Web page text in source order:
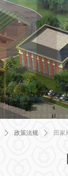
ꄲ 政策法规 ꄲ 田家